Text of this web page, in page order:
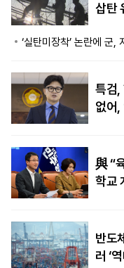
삽탄
‘실탄미장착’ 논란에 군,
특검,
없어,
與 “
학교
반도
러 ‘